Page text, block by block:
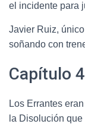
el incidente para
Javier Ruiz,
soñando con
Capítulo
Los Errantes
la Disolución